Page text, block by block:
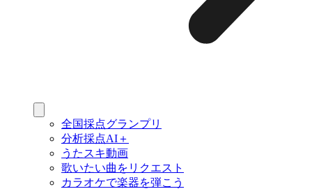
全国採点グランプリ
分析採点AI＋
うたスキ動画
歌いたい曲をリクエスト
カラオケで楽器を弾こう